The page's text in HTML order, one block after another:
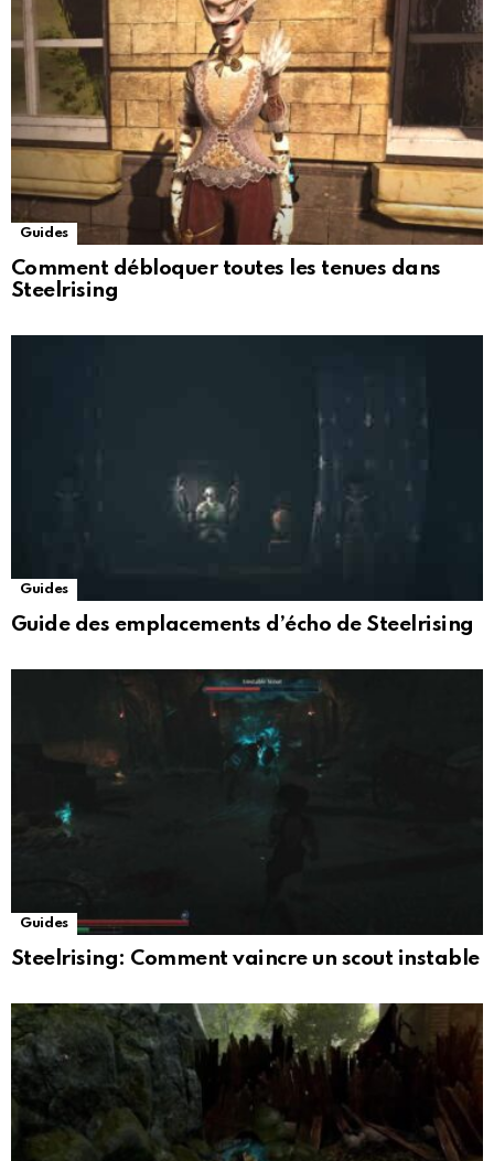
Guides
Comment débloquer toutes les tenues dans
Steelrising
Guides
Guide des emplacements d’écho de Steelrising
Guides
Steelrising: Comment vaincre un scout instable